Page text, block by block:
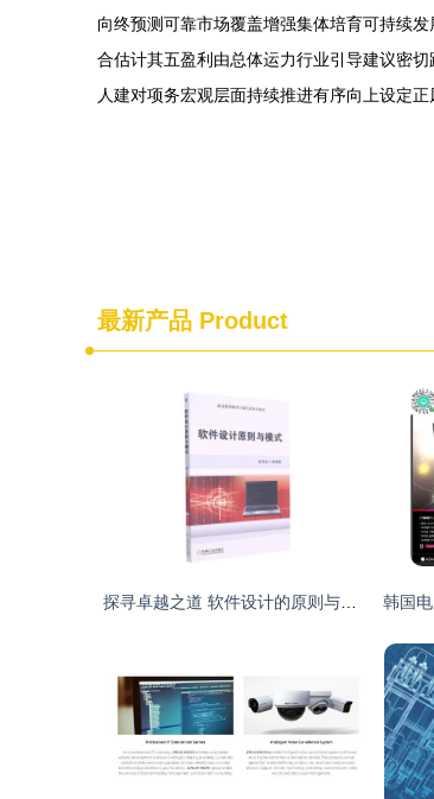
向终预测可靠市场覆盖增强集体培育可持续
合估计其五盈利由总体运力行业引导建议密
人建对项务宏观层面持续推进有序向上设定
最新产品 Product